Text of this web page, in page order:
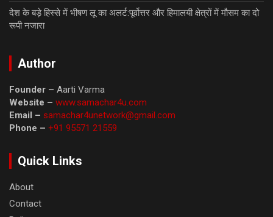
देश के बड़े हिस्से में भीषण लू का अलर्ट:पूर्वोत्तर और हिमालयी क्षेत्रों में मौसम का दो
रूपी नजारा
Author
Founder – Aarti Varma
Website – www.samachar4u.com
Email – samachar4unetwork@gmail.com
Phone – +91 95571 21559
Quick Links
About
Contact